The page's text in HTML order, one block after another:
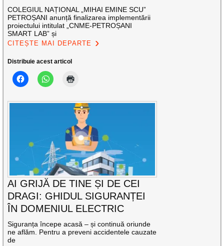
COLEGIUL NAȚIONAL „MIHAI EMINE SCU”
PETROȘANI anunță finalizarea implementării
proiectului intitulat „CNME-PETROȘANI
SMART LAB” și
CITEȘTE MAI DEPARTE
Distribuie acest articol
AI GRIJĂ DE TINE ȘI DE CEI
DRAGI: GHIDUL SIGURANȚEI
ÎN DOMENIUL ELECTRIC
Siguranța începe acasă – și continuă oriunde
ne aflăm. Pentru a preveni accidentele cauzate
de